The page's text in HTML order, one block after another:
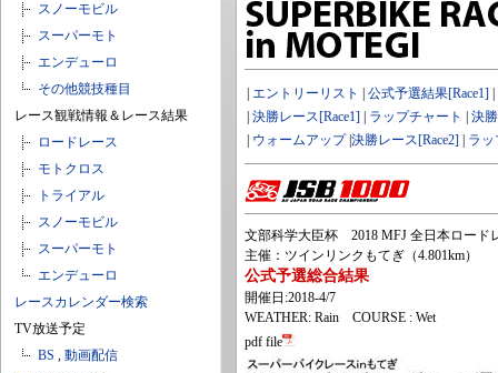
スノーモビル
スーパーモト
エンデューロ
その他競技種目
レース観戦情報＆レース結果
ロードレース
モトクロス
トライアル
スノーモビル
スーパーモト
エンデューロ
レースカレンダー検索
TV放送予定
BS , 動画配信
エントリーリスト 公式予選結果[Race1]
決勝レース[Race1] ラップチャート
決
ウォームアップ| 決勝レース[Race2] ラ
文部科学大臣杯 2018 MFJ 全日本ロード
主催：ツインリンクもてぎ（4.801km）
公式予選総合結果
開催日:2018-4/7
WEATHER: Rain COURSE : Wet
pdf file